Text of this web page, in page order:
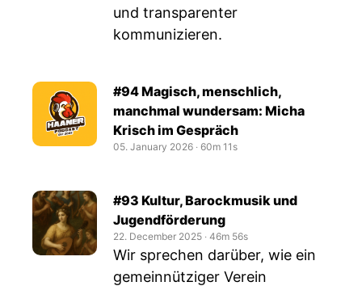
und transparenter
kommunizieren.
#94 Magisch, menschlich,
manchmal wundersam: Micha
Krisch im Gespräch
05. January 2026 ‧ 60m 11s
#93 Kultur, Barockmusik und
Jugendförderung
22. December 2025 ‧ 46m 56s
Wir sprechen darüber, wie ein
gemeinnütziger Verein